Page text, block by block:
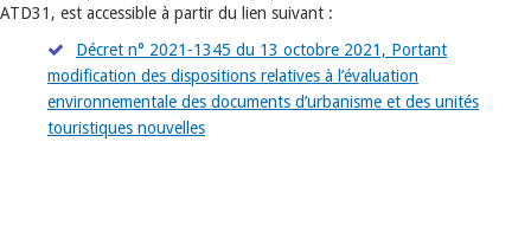
ATD31, est accessible à partir du lien suivant :
Décret n° 2021-1345 du 13 octobre 2021, Portant
modification des dispositions relatives à l’évaluation
environnementale des documents d’urbanisme et des unités
touristiques nouvelles